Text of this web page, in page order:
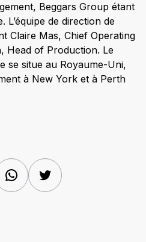
Beggars Group étant
L’équipe de direction de
Claire Mas, Chief Operating
Head of Production. Le
se situe au Royaume-Uni,
à New York et à Perth
WhatsAppTwitter